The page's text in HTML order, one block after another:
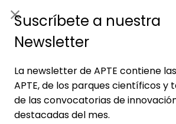
Suscríbete a nuestra
Newsletter
La newsletter de APTE contiene
APTE, de los parques científicos y
de las convocatorias de
destacadas del mes.